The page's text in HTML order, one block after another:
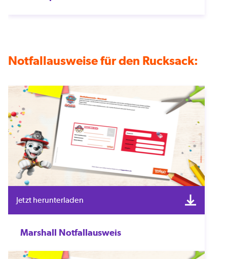
Notfallausweise für den Rucksack:
Jetzt herunterladen
Marshall Notfallausweis